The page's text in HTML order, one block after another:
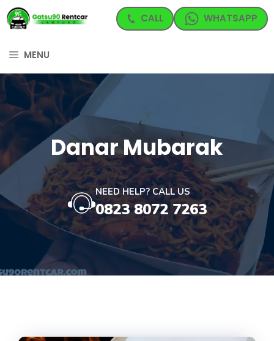
Langsung
ke
MENU
CALL WHATSAPP
Danar Mubarak
NEED HELP? CALL US
0823 8072 7263